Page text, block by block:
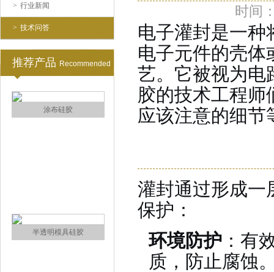
> 行业新闻
> 技术问答
推荐产品 Recommended
眼镜鼻托专用注射硅胶
涂布硅胶
时间
电子灌封是一种
电子元件的壳体
艺。它被视为电
胶的技术工程师
应该注意的细节
灌封通过形成一
保护：
环境防护 ：有
质，防止腐蚀